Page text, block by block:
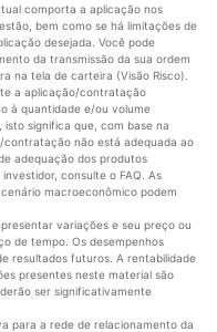
comporta a aplicação nos
bem como se há limitações de
desejada. Você pode
da transmissão da sua ordem
na tela de carteira (Visão Risco).
a aplicação/contratação
à quantidade e/ou volume
significa que, com base na
não está adequada ao
adequação dos produtos
consulte o FAQ. As
macroeconômico podem
variações e seu preço ou
de tempo. Os desempenhos
resultados futuros. A rentabilidade
presentes neste material são
ser significativamente
para a rede de relacionamento da